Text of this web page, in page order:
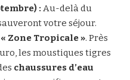
: Au-delà du
votre séjour.
Zone Tropicale ». Près
les moustiques tigres
chaussures d’eau